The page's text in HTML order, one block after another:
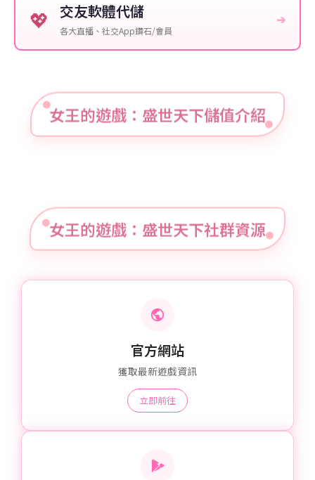
💖 交友軟體代儲
各大直播、社交App鑽石/會員
➔
女王的遊戲：盛世天下儲值介紹
女王的遊戲：盛世天下社群資源
官方網站
獲取最新遊戲資訊
立即前往